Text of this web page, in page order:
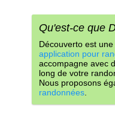
Qu'est-ce que
Découverto est
application pour
accompagne avec
long de votre
Nous proposons
randonnées